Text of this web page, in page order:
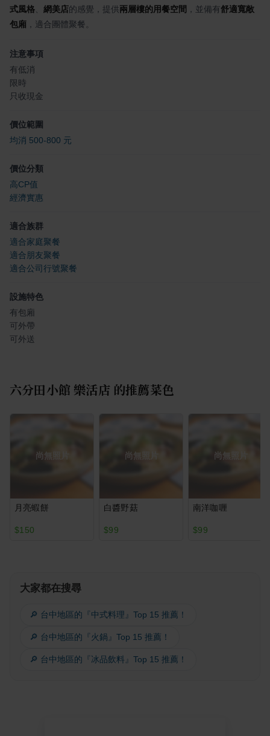
式風格、 網美店的感覺，提供兩層樓的用餐空間 ，並備有舒適寬敞
包廂 ，適合團體聚餐。
注意事項
有低消
限時
只收現金
價位範圍
均消 500-800 元
價位分類
高CP值
經濟實惠
適合族群
適合家庭聚餐
適合朋友聚餐
適合公司行號聚餐
設施特色
有包廂
可外帶
可外送
六分田小館 樂活店的推薦菜色
尚無照片
月亮蝦餅
$150
尚無照片
白醬野菇
$99
尚無照片
南洋咖喱
$99
大家都在搜尋
🔎 台中地區的『中式料理』Top 15 推薦！
🔎 台中地區的『火鍋』Top 15 推薦！
🔎 台中地區的『冰品飲料』Top 15 推薦！